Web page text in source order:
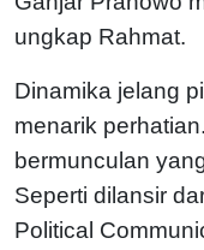
ungkap Rahmat.
Dinamika jelang
menarik
bermunculan
Seperti dilansir
Political